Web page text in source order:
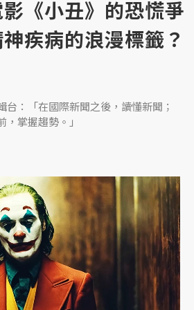
《小丑》的恐慌爭
疾病的浪漫標籤？
台：「在國際新聞之後，讀懂新聞；
，掌握趨勢。」